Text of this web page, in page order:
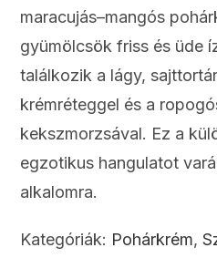
maracujás–mangós
gyümölcsök friss és üde
találkozik a lágy,
krémréteggel és a
kekszmorzsával. Ez a
egzotikus hangulatot
alkalomra.
Kategóriák: Pohárkrém,